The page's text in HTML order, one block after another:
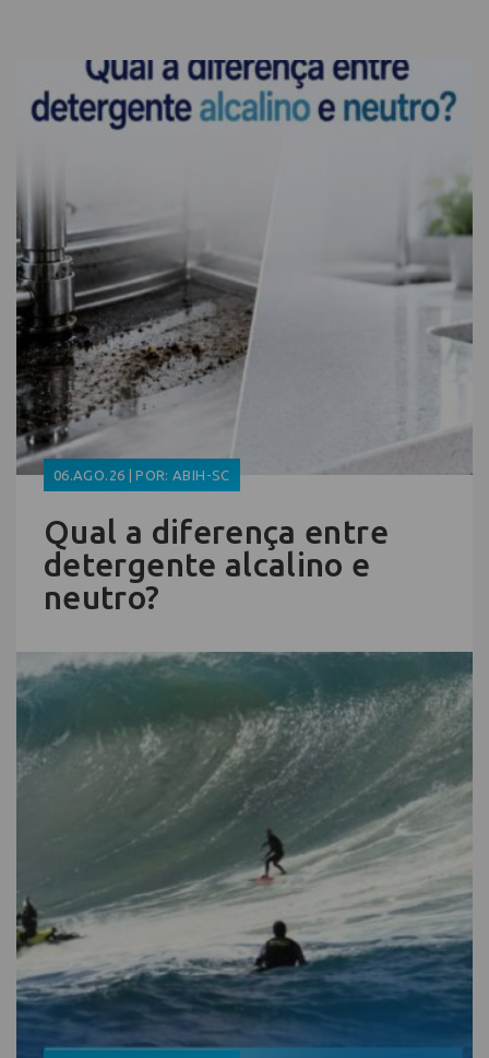
06.AGO.26 | POR: ABIH-SC
Qual a diferença entre
detergente alcalino e
neutro?